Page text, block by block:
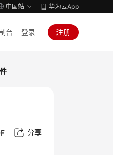
中国站 华为云App
台 登录 注册
分享